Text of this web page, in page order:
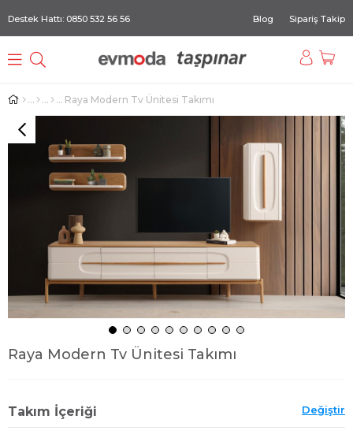
Destek Hattı: 0850 532 56 56 Blog Sipariş Takip
Raya Modern Tv Ünitesi Takımı
Raya Modern Tv Ünitesi Takımı
Takım İçeriği Değiştir